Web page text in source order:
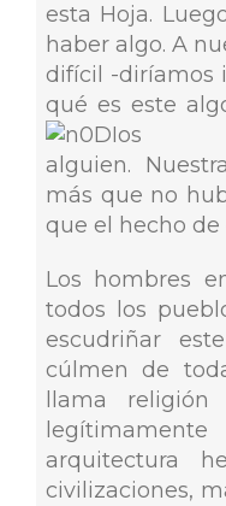
esta Hoja.
haber algo. A
difícil -diríamos
qué es este
alguien.
más que no
que el hecho de
Los hombres
todos los
escudriñar
cúlmen de
llama
arquitectura
civilizaciones,